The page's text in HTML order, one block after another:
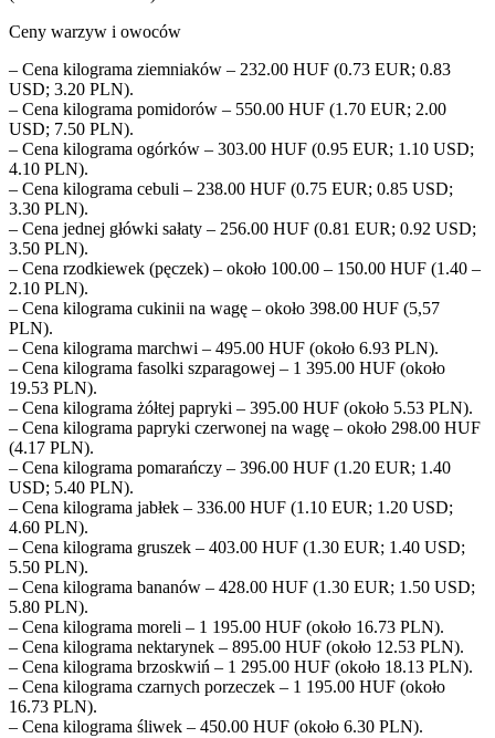
Ceny warzyw i owoców
– Cena kilograma ziemniaków – 232.00 HUF (0.73 EUR; 0.83
USD; 3.20 PLN).
– Cena kilograma pomidorów – 550.00 HUF (1.70 EUR; 2.00
USD; 7.50 PLN).
– Cena kilograma ogórków – 303.00 HUF (0.95 EUR; 1.10 USD;
4.10 PLN).
– Cena kilograma cebuli – 238.00 HUF (0.75 EUR; 0.85 USD;
3.30 PLN).
– Cena jednej główki sałaty – 256.00 HUF (0.81 EUR; 0.92 USD;
3.50 PLN).
– Cena rzodkiewek (pęczek) – około 100.00 – 150.00 HUF (1.40 –
2.10 PLN).
– Cena kilograma cukinii na wagę – około 398.00 HUF (5,57
PLN).
– Cena kilograma marchwi – 495.00 HUF (około 6.93 PLN).
– Cena kilograma fasolki szparagowej – 1 395.00 HUF (około
19.53 PLN).
– Cena kilograma żółtej papryki – 395.00 HUF (około 5.53 PLN).
– Cena kilograma papryki czerwonej na wagę – około 298.00 HUF
(4.17 PLN).
– Cena kilograma pomarańczy – 396.00 HUF (1.20 EUR; 1.40
USD; 5.40 PLN).
– Cena kilograma jabłek – 336.00 HUF (1.10 EUR; 1.20 USD;
4.60 PLN).
– Cena kilograma gruszek – 403.00 HUF (1.30 EUR; 1.40 USD;
5.50 PLN).
– Cena kilograma bananów – 428.00 HUF (1.30 EUR; 1.50 USD;
5.80 PLN).
– Cena kilograma moreli – 1 195.00 HUF (około 16.73 PLN).
– Cena kilograma nektarynek – 895.00 HUF (około 12.53 PLN).
– Cena kilograma brzoskwiń – 1 295.00 HUF (około 18.13 PLN).
– Cena kilograma czarnych porzeczek – 1 195.00 HUF (około
16.73 PLN).
– Cena kilograma śliwek – 450.00 HUF (około 6.30 PLN).